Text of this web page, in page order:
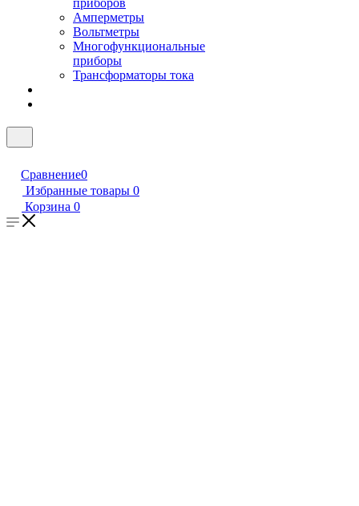
приборов
Амперметры
Вольтметры
Многофункциональные
приборы
Трансформаторы тока
Сравнение0
Избранные товары 0
Корзина 0